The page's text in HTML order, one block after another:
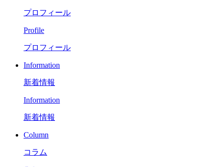
プロフィール
Profile
プロフィール
Information
新着情報
Information
新着情報
Column
コラム